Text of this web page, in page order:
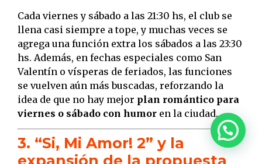
Cada viernes y sábado a las 21:30 hs, el club se
llena casi siempre a tope, y muchas veces se
agrega una función extra los sábados a las 23:30
hs. Además, en fechas especiales como San
Valentín o vísperas de feriados, las funciones
se vuelven aún más buscadas, reforzando la
idea de que no hay mejor plan romántico para
viernes o sábado con humor en la ciudad.
3. “Si, Mi Amor! 2” y la
expansión de la propuesta